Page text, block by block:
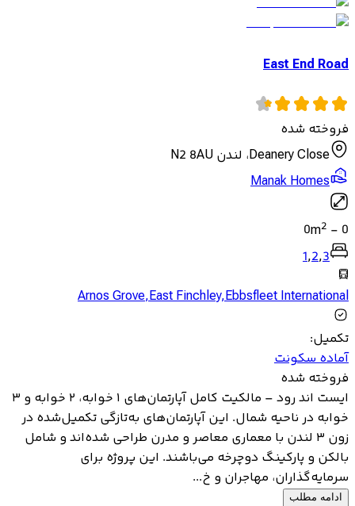
East End Road
فروخته شده
Deanery Close، لندن N2 8AU
Manak Homes
0
-
0m2
1,2,3
Arnos Grove,East Finchley,Ebbsfleet International
تکمیل:
آماده سکونت
فروخته شده
ایست اند رود – مالکیت کامل آپارتمان‌های ۱ خوابه، ۲ خوابه و ۳
خوابه در ناحیه شمال. این آپارتمان‌های به‌تازگی تکمیل‌شده در
زون ۳ لندن با معماری معاصر و مدرن طراحی شده‌اند و شامل
بالکن و پارکینگ دوچرخه می‌باشند. این پروژه برای
سرمایه‌گذاران، مهاجران و خ...
ادامه مطلب